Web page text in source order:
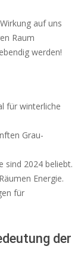
auf uns
Raum
werden!
für winterliche
Grau-
sind 2024 beliebt.
Energie.
für
der